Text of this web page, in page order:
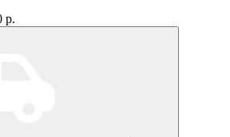
р.